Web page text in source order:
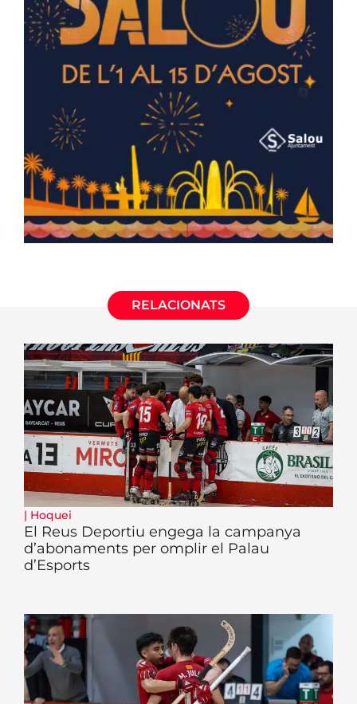
RELACIONATS
| Hoquei
El Reus Deportiu engega la campanya
d’abonaments per omplir el Palau
d’Esports